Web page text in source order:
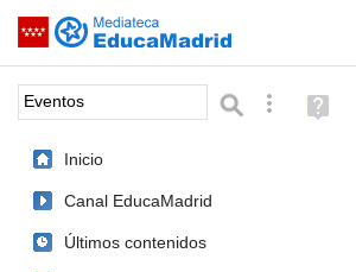
Saltar navegación
Palabra o frase: BúsquedaAyuda
(en
Inicio
Canal EducaMadrid
Últimos contenidos